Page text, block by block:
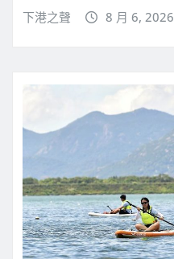
下港之聲 8 月 6, 2026